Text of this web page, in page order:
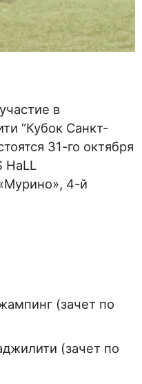
в
“Кубок Санкт-
31-го октября
HaLL
4-й
(зачет по
(зачет по